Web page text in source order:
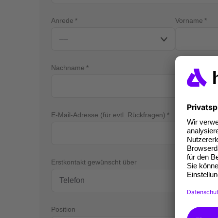
Anrede Vorname
Nachname
E-Mail-Adresse (für evtl. Rückfragen)
Erstkontakt gewünscht über
Position